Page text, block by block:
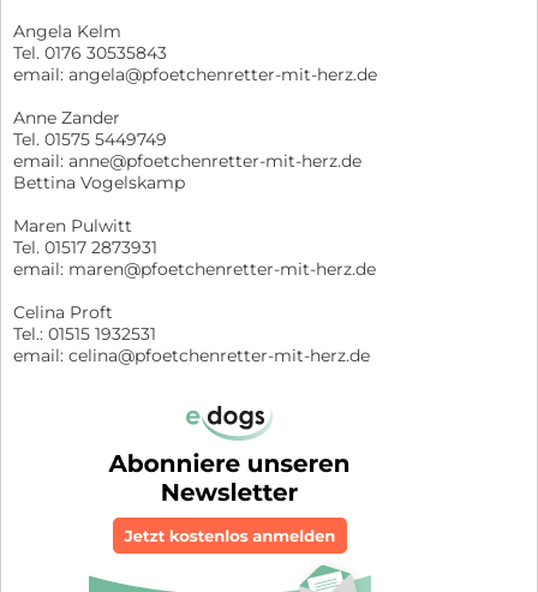
Angela Kelm
Tel. 0176 30535843
email: angela@pfoetchenretter-mit-herz.de
Anne Zander
Tel. 01575 5449749
email: anne@pfoetchenretter-mit-herz.de
Bettina Vogelskamp
Maren Pulwitt
Tel. 01517 2873931
email: maren@pfoetchenretter-mit-herz.de
Celina Proft
Tel.: 01515 1932531
email: celina@pfoetchenretter-mit-herz.de